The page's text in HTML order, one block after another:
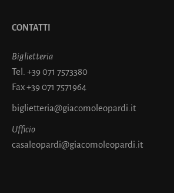
CONTATTI
Biglietteria
Tel. +39 071 7573380
Fax+39 071 7571964
biglietteria@giacomoleopardi.it
Ufficio
casaleopardi@giacomoleopardi.it